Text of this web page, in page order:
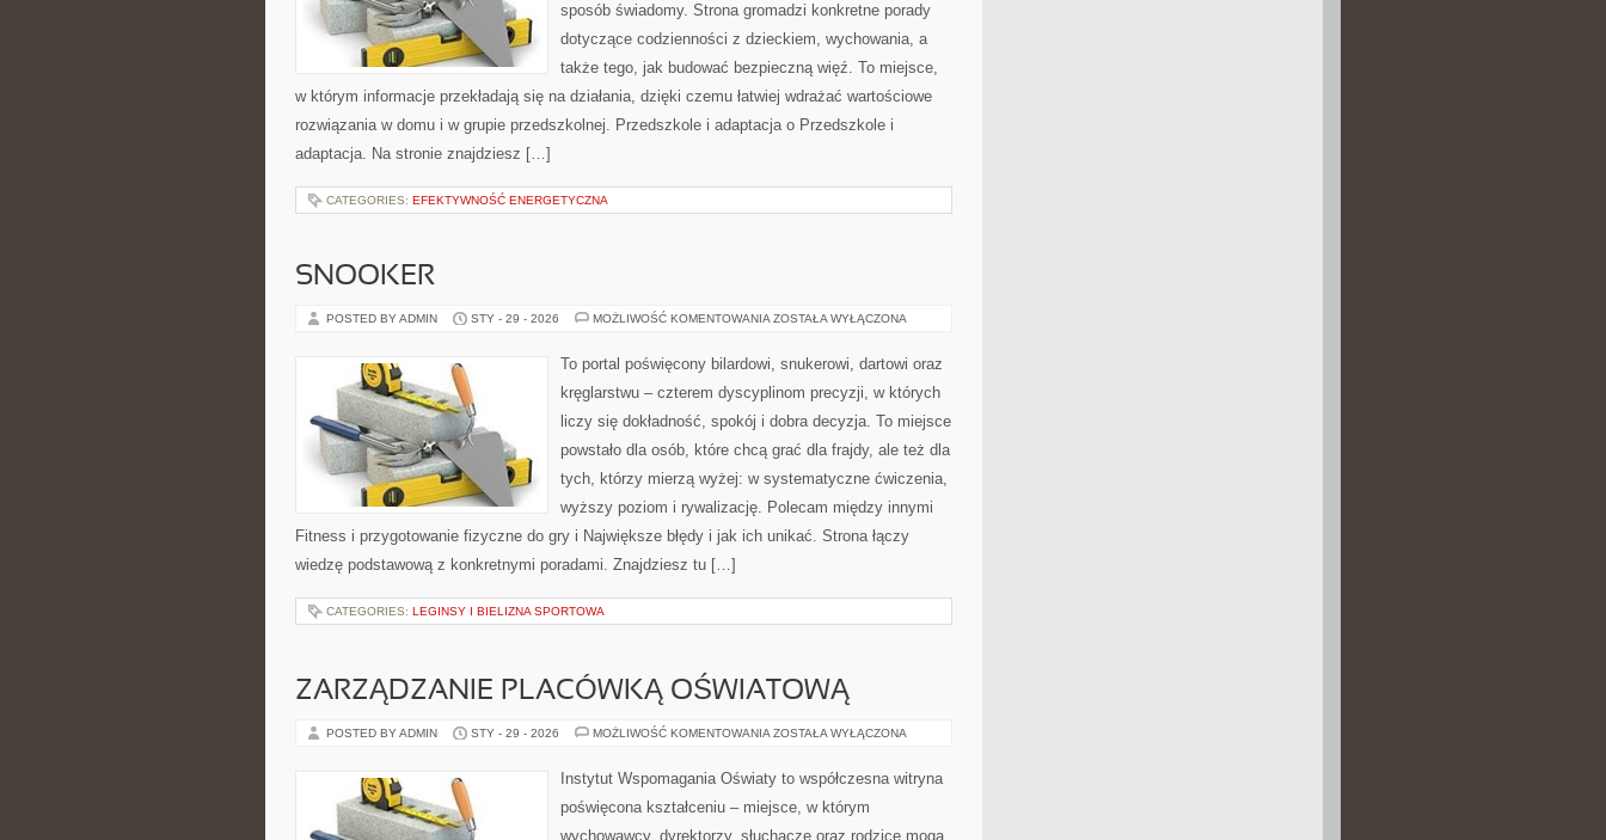
sposób świadomy. Strona gromadzi konkretne porady
dotyczące codzienności z dzieckiem, wychowania, a
także tego, jak budować bezpieczną więź. To miejsce,
w którym informacje przekładają się na działania, dzięki czemu łatwiej wdrażać wartościowe
rozwiązania w domu i w grupie przedszkolnej. Przedszkole i adaptacja o Przedszkole i
adaptacja. Na stronie znajdziesz […]
CATEGORIES: EFEKTYWNOŚĆ ENERGETYCZNA
SNOOKER
POSTED BY ADMIN STY - 29 - 2026 MOŻLIWOŚĆ KOMENTOWANIA SNOOKER
ZOSTAŁA WYŁĄCZONA
To portal poświęcony bilardowi, snukerowi, dartowi oraz
kręglarstwu – czterem dyscyplinom precyzji, w których
liczy się dokładność, spokój i dobra decyzja. To miejsce
powstało dla osób, które chcą grać dla frajdy, ale też dla
tych, którzy mierzą wyżej: w systematyczne ćwiczenia,
wyższy poziom i rywalizację. Polecam między innymi
Fitness i przygotowanie fizyczne do gry i Największe błędy i jak ich unikać. Strona łączy
wiedzę podstawową z konkretnymi poradami. Znajdziesz tu […]
CATEGORIES: LEGINSY I BIELIZNA SPORTOWA
ZARZĄDZANIE PLACÓWKĄ OŚWIATOWĄ
POSTED BY ADMIN STY - 29 - 2026 MOŻLIWOŚĆ KOMENTOWANIA ZARZĄDZANIE
ZOSTAŁA WYŁĄCZONA
Instytut Wspomagania Oświaty to współczesna witryna
poświęcona kształceniu – miejsce, w którym
wychowawcy, dyrektorzy, słuchacze oraz rodzice mogą